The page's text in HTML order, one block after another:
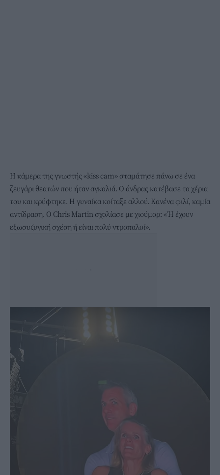
Η κάμερα της γνωστής «kiss cam» σταμάτησε πάνω σε ένα
ζευγάρι θεατών που ήταν αγκαλιά. Ο άνδρας κατέβασε τα χέρια
του και κρύφτηκε. Η γυναίκα κοίταξε αλλού. Κανένα φιλί, καμία
αντίδραση. Ο Chris Martin σχολίασε με χιούμορ: «Ή έχουν
εξωσυζυγική σχέση ή είναι πολύ ντροπαλοί».